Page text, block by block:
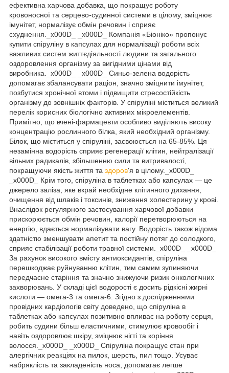
ефективна харчова добавка, що покращує роботу
кровоносної та серцево-судинної системи в цілому, зміцнює
імунітет, нормалізує обмін речовин і сприяє
схуднення._x000D_ _x000D_ Компанія «Біоніко» пропонує
купити спіруліну в капсулах для нормалізації роботи всіх
важливих систем життєдіяльності людини та загального
оздоровлення організму за вигідними цінами від
виробника._x000D_ _x000D_ Синьо-зелена водорість
допомагає збалансувати раціон, значно зміцнити імунітет,
позбутися хронічної втоми і підвищити стресостійкість
організму до зовнішніх факторів. У спіруліні міститься великий
перелік корисних біологічно активних мікроелементів.
Примітно, що вчені-фармацевти особливо виділяють високу
концентрацію рослинного білка, який необхідний організму.
Білок, що міститься у спіруліні, засвоюється на 65-85%. Ця
незамінна водорість сприяє регенерації клітин, нейтралізації
вільних радикалів, збільшенню сили та витривалості,
покращуючи якість життя та здоров'я в цілому._x000D_
_x000D_ Крім того, спіруліна в таблетках або капсулах — це
джерело заліза, яке вкрай необхідне клітинного дихання,
очищення від шлаків і токсинів, зниження холестерину у крові.
Внаслідок регулярного застосування харчової добавки
прискорюється обмін речовин, калорії перетворюються на
енергію, вдається нормалізувати вагу. Водорість також відома
здатністю зменшувати апетит та постійну потяг до солодкого,
сприяє стабілізації роботи травної системи._x000D_ _x000D_
За рахунок високого вмісту антиоксидантів, спіруліна
перешкоджає руйнуванню клітин, тим самим зупиняючи
передчасне старіння та значно знижуючи ризик онкологічних
захворювань. У складі цієї водорості є досить рідкісні жирні
кислоти — омега-3 та омега-6. Згідно з дослідженнями
провідних кардіологів світу доведено, що спіруліна в
таблетках або капсулах позитивно впливає на роботу серця,
робить судини більш еластичними, стимулює кровообіг і
навіть оздоровлює шкіру, зміцнює нігті та коріння
волосся._x000D_ _x000D_ Спіруліна покращує стан при
алергічних реакціях на пилок, шерсть, пил тощо. Усуває
набряклість та закладеність носа, допомагає легше